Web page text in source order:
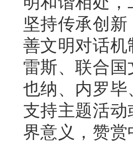
坚持传承创
善文明对话
雷斯、联合
也纳、内罗
支持主题活
界意义，赞